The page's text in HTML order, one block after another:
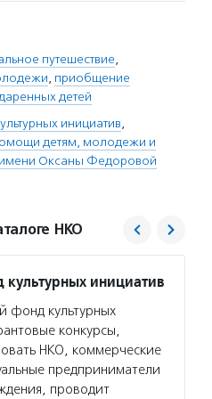
путешествие,
, приобщение
детей
инициатив,
детям, молодежи и
Оксаны Федоровой
НКО
инициатив
фонд культурных
конкурсы,
НКО, коммерческие
предприниматели
проводит